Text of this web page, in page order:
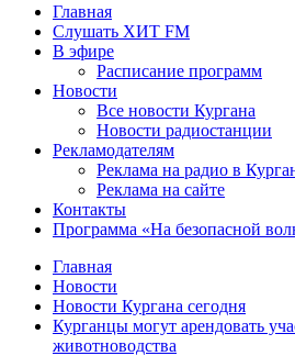
Главная
Слушать ХИТ FM
В эфире
Расписание программ
Новости
Все новости Кургана
Новости радиостанции
Рекламодателям
Реклама на радио в
Реклама на сайте
Контакты
Программа «На безопасной
Главная
Новости
Новости Кургана сегодня
Курганцы могут арендовать
животноводства